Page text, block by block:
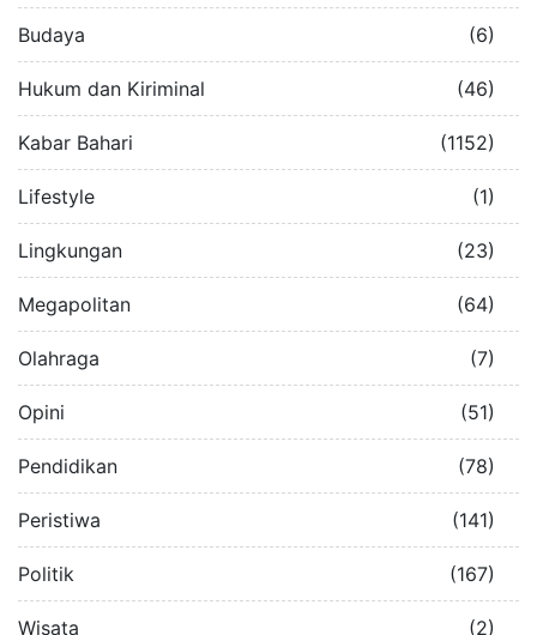
Budaya (6)
Hukum dan Kiriminal (46)
Kabar Bahari (1152)
Lifestyle (1)
Lingkungan (23)
Megapolitan (64)
Olahraga (7)
Opini (51)
Pendidikan (78)
Peristiwa (141)
Politik (167)
Wisata (2)